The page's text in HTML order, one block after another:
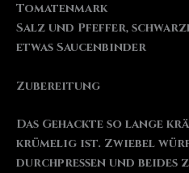
Tomatenmark
Salz und Pfeffer,
etwas Saucenbinder
Zubereitung
Das Gehackte so lange
krümelig ist. Zwiebel
durchpressen und beides